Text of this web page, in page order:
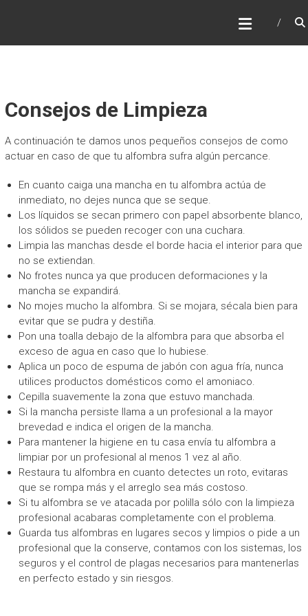
Consejos de Limpieza
A continuación te damos unos pequeños consejos de como
actuar en caso de que tu alfombra sufra algún percance.
En cuanto caiga una mancha en tu alfombra actúa de
inmediato, no dejes nunca que se seque.
Los líquidos se secan primero con papel absorbente blanco,
los sólidos se pueden recoger con una cuchara.
Limpia las manchas desde el borde hacia el interior para que
no se extiendan.
No frotes nunca ya que producen deformaciones y la
mancha se expandirá.
No mojes mucho la alfombra. Si se mojara, sécala bien para
evitar que se pudra y destiña.
Pon una toalla debajo de la alfombra para que absorba el
exceso de agua en caso que lo hubiese.
Aplica un poco de espuma de jabón con agua fría, nunca
utilices productos domésticos como el amoniaco.
Cepilla suavemente la zona que estuvo manchada.
Si la mancha persiste llama a un profesional a la mayor
brevedad e indica el origen de la mancha.
Para mantener la higiene en tu casa envía tu alfombra a
limpiar por un profesional al menos 1 vez al año.
Restaura tu alfombra en cuanto detectes un roto, evitaras
que se rompa más y el arreglo sea más costoso.
Si tu alfombra se ve atacada por polilla sólo con la limpieza
profesional acabaras completamente con el problema.
Guarda tus alfombras en lugares secos y limpios o pide a un
profesional que la conserve, contamos con los sistemas, los
seguros y el control de plagas necesarios para mantenerlas
en perfecto estado y sin riesgos.